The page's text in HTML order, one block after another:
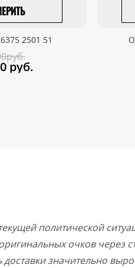
ЗАКАЗ
2501 51
руб.
политической
очков через
доставки значительно